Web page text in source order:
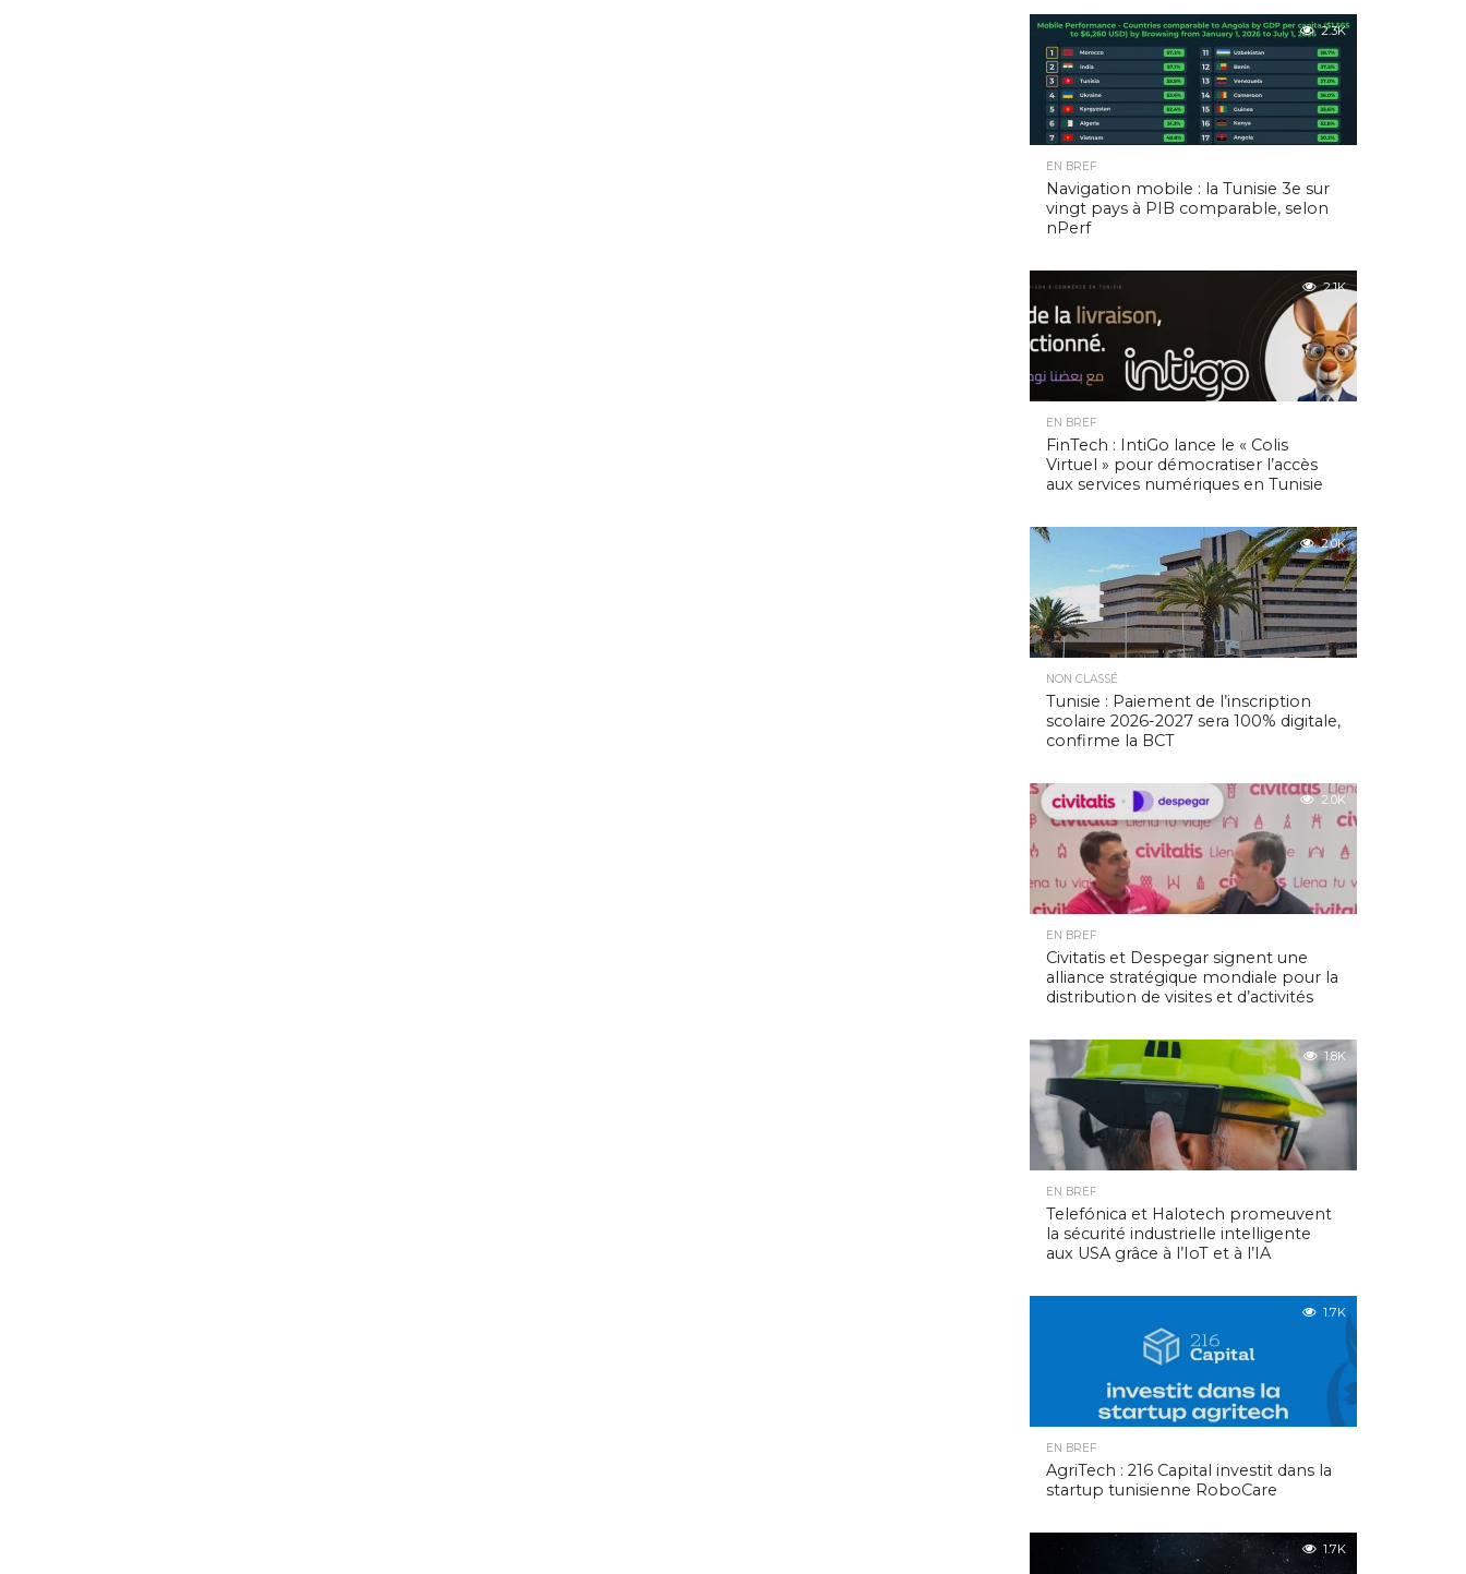
2.3K
EN BREF
Navigation mobile : la Tunisie 3e sur
vingt pays à PIB comparable, selon
nPerf
2.1K
EN BREF
FinTech : IntiGo lance le « Colis
Virtuel » pour démocratiser l’accès
aux services numériques en Tunisie
2.0K
NON CLASSÉ
Tunisie : Paiement de l’inscription
scolaire 2026-2027 sera 100% digitale,
confirme la BCT
2.0K
EN BREF
Civitatis et Despegar signent une
alliance stratégique mondiale pour la
distribution de visites et d’activités
1.8K
EN BREF
Telefónica et Halotech promeuvent
la sécurité industrielle intelligente
aux USA grâce à l’IoT et à l’IA
1.7K
EN BREF
AgriTech : 216 Capital investit dans la
startup tunisienne RoboCare
1.7K